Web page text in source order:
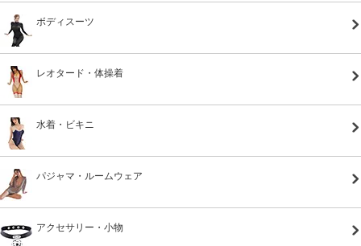
ボディスーツ
レオタード・体操着
水着・ビキニ
パジャマ・ルームウェア
アクセサリー・小物